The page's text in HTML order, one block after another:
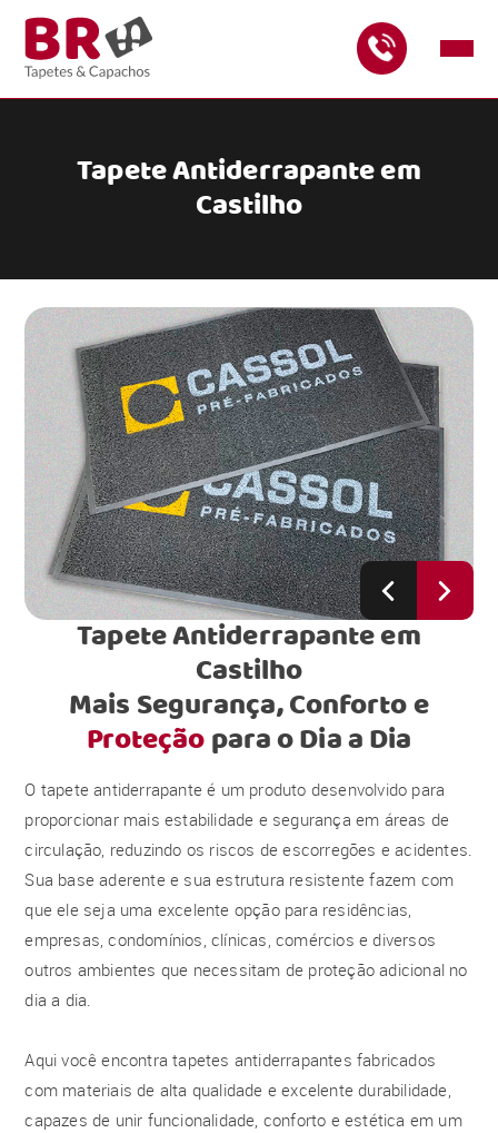
Tapete Antiderrapante em
Castilho
Tapete Antiderrapante em
Castilho
Mais Segurança, Conforto e
Proteçãopara o Dia a Dia
O tapete antiderrapante é um produto desenvolvido para
proporcionar mais estabilidade e segurança em áreas de
circulação, reduzindo os riscos de escorregões e acidentes.
Sua base aderente e sua estrutura resistente fazem com
que ele seja uma excelente opção para residências,
empresas, condomínios, clínicas, comércios e diversos
outros ambientes que necessitam de proteção adicional no
dia a dia.
Aqui você encontra tapetes antiderrapantes fabricados
com materiais de alta qualidade e excelente durabilidade,
capazes de unir funcionalidade, conforto e estética em um